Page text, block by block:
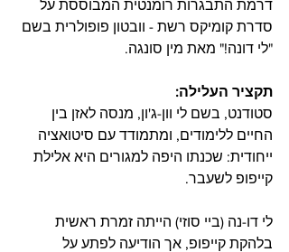
דרמת התבגרות רומנטית המבוססת על
סדרת קומיקס רשת - וובטון פופולרית בשם
"לי דונה!" מאת מין סונגה.
תקציר העלילה:
סטודנט, בשם לי וון-ג'ון, מנסה לאזן בין
החיים ללימודים, ומתמודד עם סיטואציה
ייחודית: שכנתו היפה למגורים היא אלילת
קייפופ לשעבר.
לי דו-נה (ביי סוזי) הייתה זמרת ראשית
בלהקת קייפופ, אך הודיעה לפתע על